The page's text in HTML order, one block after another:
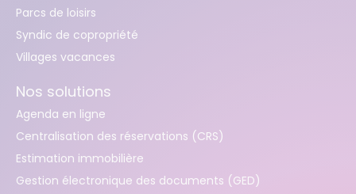
Parcs de loisirs
Syndic de copropriété
Villages vacances
Nos solutions
Agenda en ligne
Centralisation des réservations (CRS)
Estimation immobilière
Gestion électronique des documents (GED)